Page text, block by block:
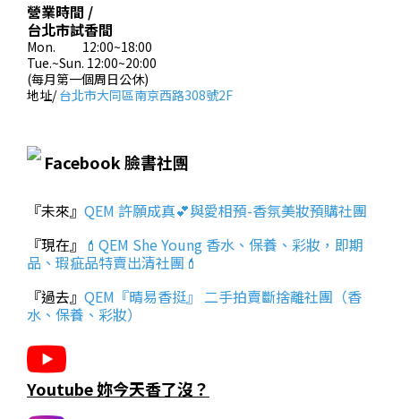
營業時間 /
台北市試香間
Mon. 12:00~18:00
Tue.~Sun. 12:00~20:00
(每月第一個周日公休)
地址/台北市大同區南京西路308號2F
Facebook 臉書社團
『未來』 QEM 許願成真💕與愛相預-香氛美妝預購社團
『現在』 💄QEM She Young 香水、保養、彩妝，即期
品、瑕疵品特賣出清社團💄
『過去』 QEM『晴易香挺』 二手拍賣斷捨離社團（香
水、保養、彩妝）
Youtube 妳今天香了沒？